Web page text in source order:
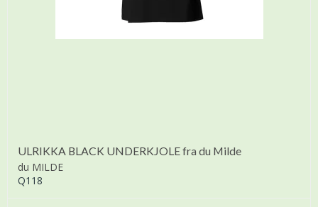
ULRIKKA BLACK UNDERKJOLE fra du Milde
du MILDE
Q118